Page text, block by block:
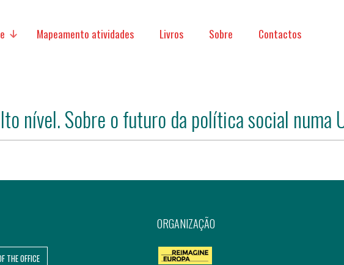
Mapeamento atividades Livros Sobre Contactos
nível. Sobre o futuro da política social numa
THE OFFICE
ORGANIZAÇÃO